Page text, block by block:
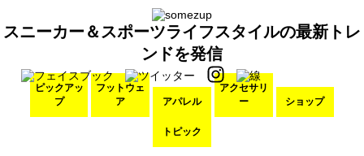
スニーカー＆スポーツライフスタイルの最新トレ
ンドを発信
ピックアッ
プ
フットウェ
ア
アパレル
アクセサリ
ー
ショップ
トピック